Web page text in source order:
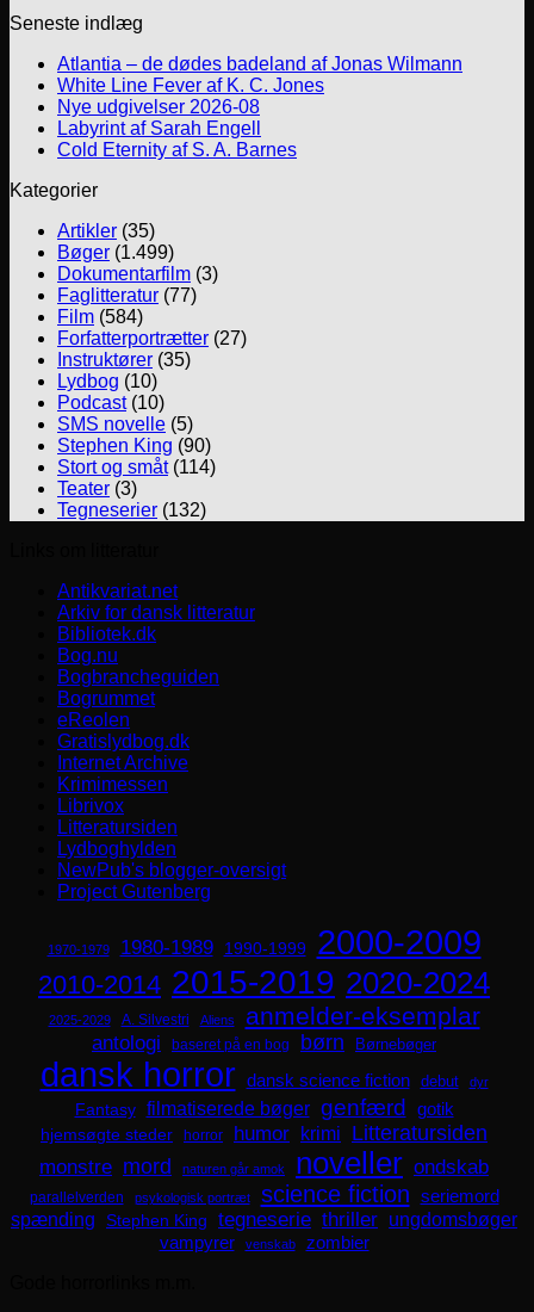
Seneste indlæg
Atlantia – de dødes badeland af Jonas Wilmann
White Line Fever af K. C. Jones
Nye udgivelser 2026-08
Labyrint af Sarah Engell
Cold Eternity af S. A. Barnes
Kategorier
Artikler (35)
Bøger (1.499)
Dokumentarfilm (3)
Faglitteratur (77)
Film (584)
Forfatterportrætter (27)
Instruktører (35)
Lydbog (10)
Podcast(10)
SMS novelle (5)
Stephen King (90)
Stort og småt(114)
Teater (3)
Tegneserier (132)
Antikvariat.net
Arkiv for dansk litteratur
Bibliotek.dk
Bog.nu
Bogbrancheguiden
Bogrummet
eReolen
Gratislydbog.dk
Internet Archive
Krimimessen
Librivox
Litteratursiden
Lydboghylden
NewPub's blogger-oversigt
Project Gutenberg
1970-1979 1980-1989 1990-1999 2000-2009
2010-2014 2015-2019 2020-2024
2025-2029 A. Silvestri Aliens anmelder-eksemplar
antologi baseret på en bog børn Børnebøger
dansk horror dansk science fiction debut dyr
Fantasy filmatiserede bøger genfærd
gotik
hjemsøgte steder
horror humor krimi Litteratursiden
monstre mord naturen går amok noveller ondskab
parallelverden psykologisk portræt science fiction seriemord
spænding Stephen King tegneserie thriller ungdomsbøger
vampyrer venskab
zombier